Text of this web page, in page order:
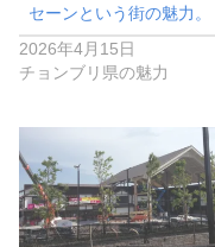
セーンという街の魅力。
2026年4月15日
チョンブリ県の魅力